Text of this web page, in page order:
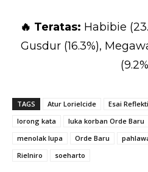
🔥 Teratas: Habibie
Gusdur (16.3%),
TAGS Atur Lorielcide Esai
lorong kata
luka korban Orde Baru
menolak lupa
Orde Baru
Rielniro
soeharto